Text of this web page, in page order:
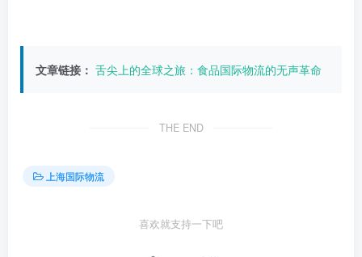
文章链接： 舌尖上的全球之旅：食品国际物流的无声革命
THE END
上海国际物流
喜欢就支持一下吧